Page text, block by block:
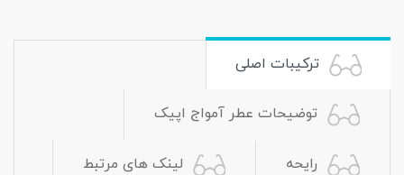
ترکیبات اصلی
توضیحات عطر آمواج اپیک
رایحه لینک های مرتبط